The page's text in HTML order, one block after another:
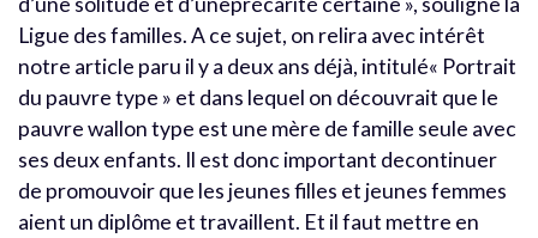
Ligue des familles. A ce sujet, on relira avec intérêt
notre article paru il y a deux ans déjà, intitulé« Portrait
du pauvre type » et dans lequel on découvrait que le
pauvre wallon type est une mère de famille seule avec
ses deux enfants. Il est donc important decontinuer
de promouvoir que les jeunes filles et jeunes femmes
aient un diplôme et travaillent. Et il faut mettre en